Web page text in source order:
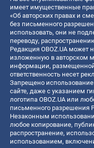
имеет имущественные
«Об авторских правах и
без письменного
использовать, они не
переводу,
Редакция OBOZ.UA может
изложенную в авторском
информации,
ответственность несет
Запрещено
сайте, даже с указанием
логотипа OBOZ.UA или
письменного разрешения
Незаконным
любое копирование,
распространение,
использованием,